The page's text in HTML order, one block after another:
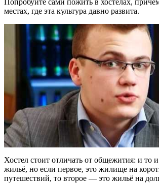
местах, где эта культура давно развита.
Хостел стоит отличать от общежития: и то
жильё, но если первое, это жилище на
путешествий, то второе — это жильё на